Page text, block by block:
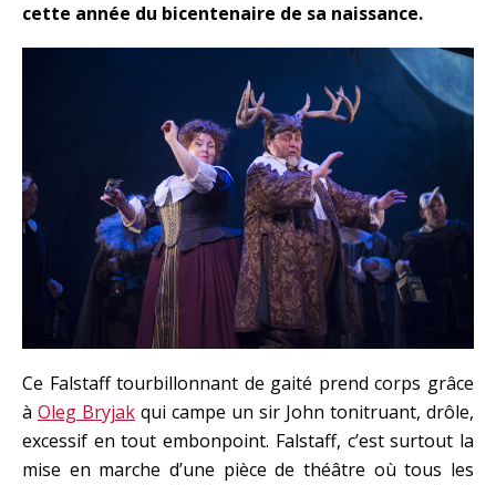
cette année du bicentenaire de sa naissance.
Ce Falstaff tourbillonnant de gaité prend corps grâce
à Oleg Bryjak qui campe un sir John tonitruant, drôle,
excessif en tout embonpoint. Falstaff, c’est surtout la
mise en marche d’une pièce de théâtre où tous les